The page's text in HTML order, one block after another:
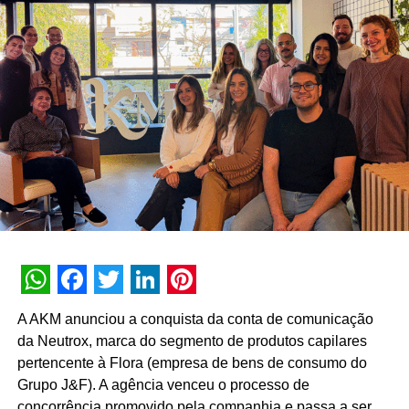
“Construímos nossa trajetória com a crença de que
nenhuma experiência vale a pena sem conteúdo e
nenhum conteúdo é relevante sem gerar impacto real no
mundo físico ou digital. Durante esta década, nunca
deixamos de nos reinventar e entendemos que
experiência de marca é um motor de crescimento direto.
É essa evolução que traduzimos hoje como Business
Experience”, destaca Paulo Farnese, CEO da EAÍ?!.
“Completar dez anos é celebrar esta história com o
mesmo entusiasmo do primeiro dia, reafirmando nosso
valor para o ecossistema dos nossos clientes”.
Com um portfólio que carrega o histórico de projetos para
gigantes do mercado como Whirlpool, Heineken, Banco
BMG, Banco Inter, Grupo Boticário, Suvinil, GOL,
Havaianas e MetLife, para seguir o ritmo do seu
crescimento, a EAÍ?! inicia o novo ciclo com a conquista
WhatsApp
Facebook
Twitter
LinkedIn
Pinterest
A AKM anunciou a conquista da conta de comunicação
da Neutrox, marca do segmento de produtos capilares
pertencente à Flora (empresa de bens de consumo do
Grupo J&F). A agência venceu o processo de